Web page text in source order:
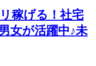
稼げる！社宅
女が活躍中♪未